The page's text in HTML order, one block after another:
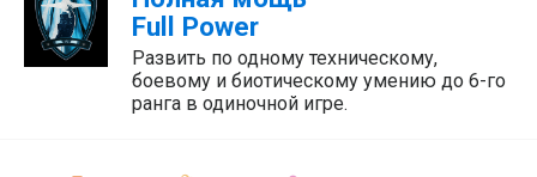
Full Power
Развить по одному техническому,
боевому и биотическому умению до 6-го
ранга в одиночной игре.